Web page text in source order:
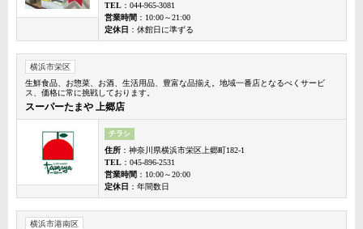
TEL ：044-965-3081
営業時間 ：10:00～21:00
定休日 ：休館日に準ずる
横浜市栄区
生鮮食品、お惣菜、お酒、生活用品、豊富な品揃え。地域一番店となるべくサービ
ス、価格に常に挑戦しております。
スーパーたまや 上郷店
チラシ
住所 ：神奈川県横浜市栄区上郷町182-1
TEL ：045-896-2531
営業時間 ：10:00～20:00
定休日 ：年間数日
横浜市港南区